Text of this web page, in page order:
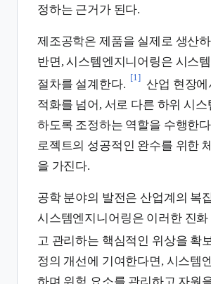
정하는 근거가 된다.
제조공학은 제품을 실제로 생산
반면, 시스템엔지니어링은 시스
절차를 설계한다.
[1]
산업 현장
적화를 넘어, 서로 다른 하위 시
하도록 조정하는 역할을 수행한
로젝트의 성공적인 완수를 위한
을 가진다.
공학 분야의 발전은 산업계의 복
시스템엔지니어링은 이러한 진
고 관리하는 핵심적인 위상을 확
정의 개선에 기여한다면, 시스템